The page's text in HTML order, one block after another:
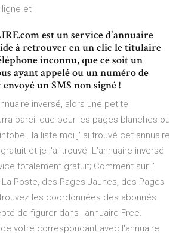
ligne et
est un service d'annuaire
à retrouver en un clic le titulaire
inconnu, que ce soit un
ayant appelé ou un numéro de
un SMS non signé !
inversé, alors une petite
pareil que pour les pages blanches ou
la liste moi j' ai trouvé cet annuaire
et je l'ai trouvé L'annuaire inversé
totalement gratuit; Comment sur l'
Poste, des Pages Jaunes, des Pages
les coordonnées des abonnés
de figurer dans l'annuaire Free.
votre correspondant avec l'annuaire